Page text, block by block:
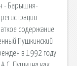
- Барышня-
содержание
Пушкинский
в 1992 году